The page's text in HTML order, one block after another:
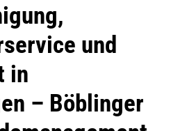
und
in
– Böblinger